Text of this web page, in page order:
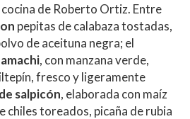
de Roberto Ortiz. Entre
pepitas de calabaza tostadas,
de aceituna negra; el
, con manzana verde,
fresco y ligeramente
salpicón, elaborada con maíz
chiles toreados, picaña de rubia